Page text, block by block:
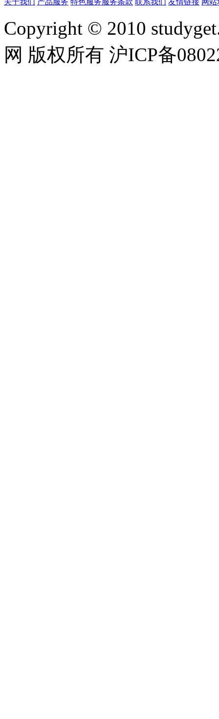
Copyright © 2010
网 版权所有 沪ICP备